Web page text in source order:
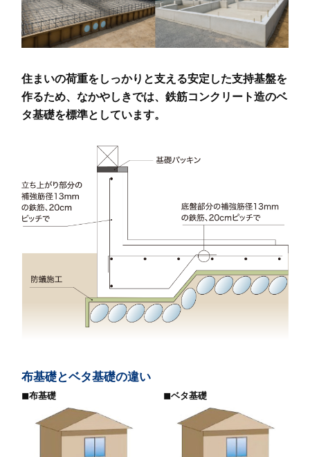
住まいの荷重をしっかりと支える安定した支持基盤を
作るため、なかやしきでは、鉄筋コンクリート造のベ
タ基礎を標準としています。
布基礎とベタ基礎の違い
◼︎布基礎 ◼︎ベタ基礎